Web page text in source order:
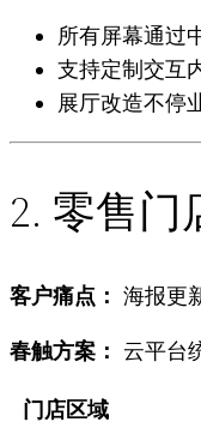
所有屏幕通过
支持定制交互
展厅改造不停
2. 零售门
客户痛点： 海报更
春触方案： 云平台
门店区域